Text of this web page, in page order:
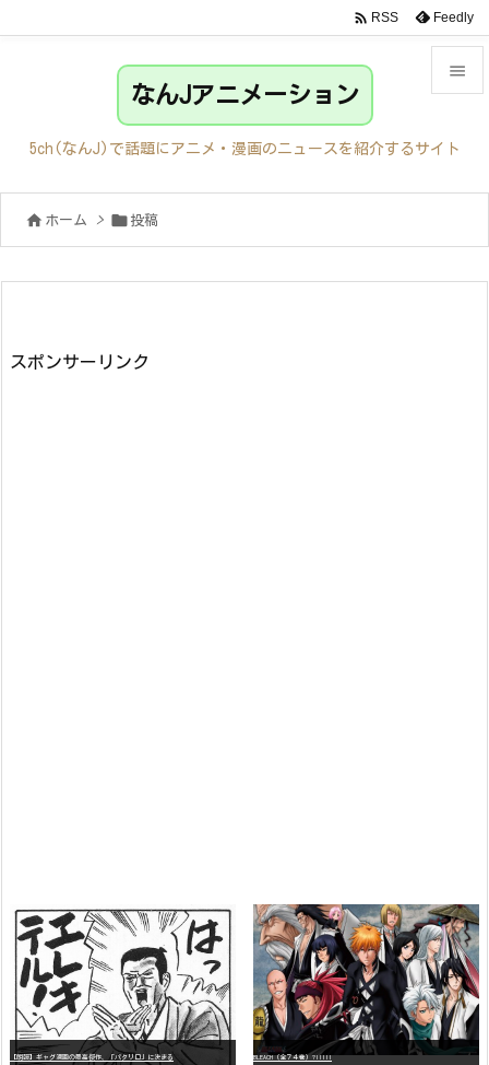

サイド
前へ

 RSS Feedly
なんJアニメーション
5ch(なんJ)で話題にアニメ・漫画のニュースを紹介するサイト
 ホーム >  投稿
スポンサーリンク
【朗報】ギャグ漫画の最高傑作、「パタリロ」に決まる BLEACH（全７４巻）?!!!!!